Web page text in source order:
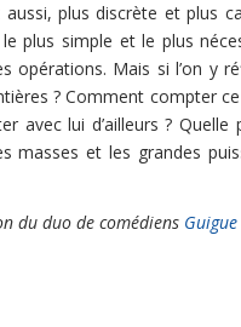
plus discrète et plus
plus simple et le plus
opérations. Mais si l’on y
? Comment compter
avec lui d’ailleurs ?
masses et les grandes
du duo de comédiens